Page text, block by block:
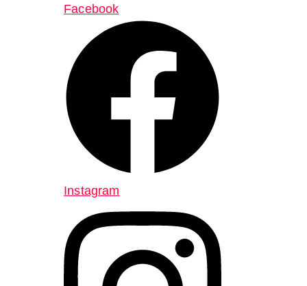
Facebook
Instagram